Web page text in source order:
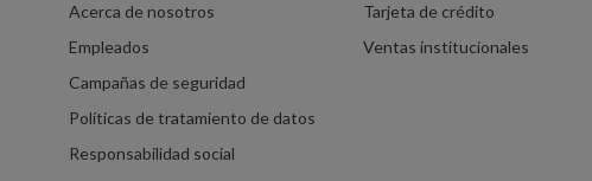
Acerca de nosotros
Empleados
Campañas de seguridad
Políticas de tratamiento de datos
Responsabilidad social
Tarjeta de crédito
Ventas institucionales